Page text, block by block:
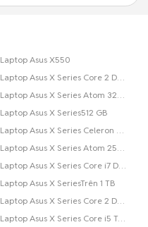
Laptop Asus X550
Laptop Asus X Series Core 2 Duo 320 GB
Laptop Asus X Series Atom 320 GB
Laptop Asus X Series512 GB
Laptop Asus X Series Celeron 256 GB
Laptop Asus X Series Atom 250 GB
Laptop Asus X Series Core i7 Dưới 128 GB
Laptop Asus X SeriesTrên 1 TB
Laptop Asus X Series Core 2 Duo 256 GB
Laptop Asus X Series Core i5 Trên 1 TB